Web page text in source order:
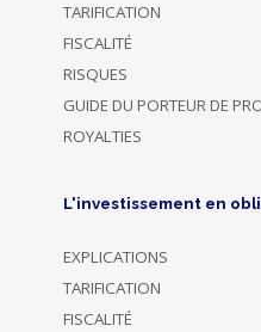
TARIFICATION
FISCALITÉ
RISQUES
GUIDE DU PORTEUR DE
ROYALTIES
L'investissement en
EXPLICATIONS
TARIFICATION
FISCALITÉ